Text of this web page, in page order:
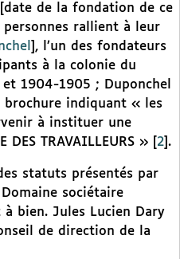
de la fondation de ce
rallient à leur
], l’un des fondateurs
à la colonie du
1904-1905 ; Duponchel
indiquant « les
à instituer une
DES TRAVAILLEURS »
2 .
statuts présentés par
sociétaire
bien. Jules Lucien Dary
de direction de la